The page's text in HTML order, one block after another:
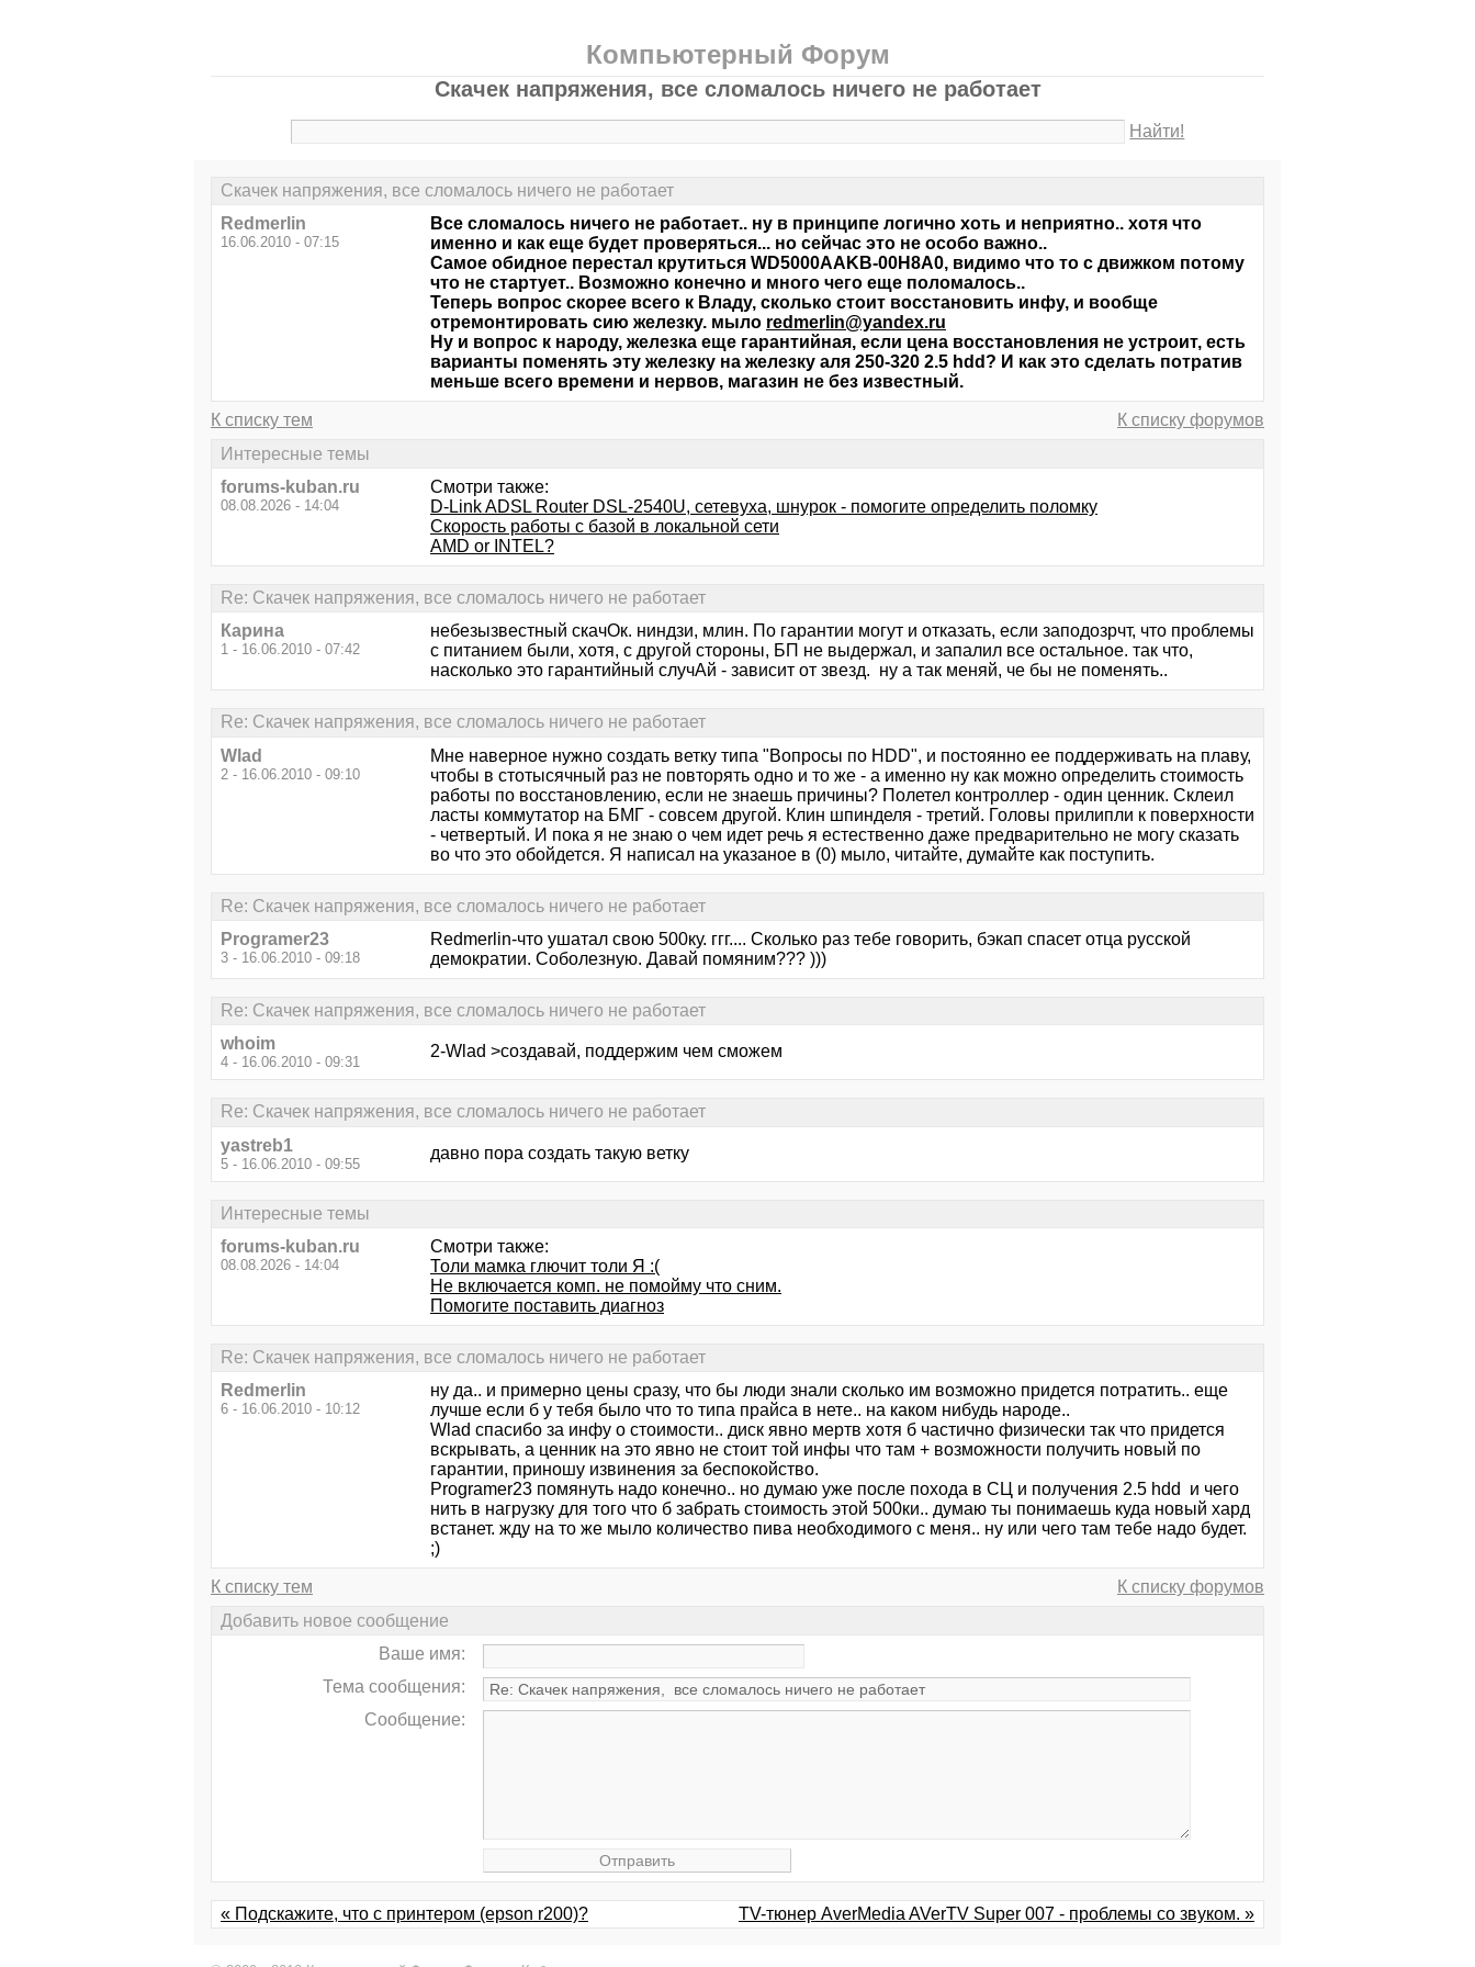
Компьютерный Форум
Скачек напряжения, все сломалось ничего не работает
Найти!
Скачек напряжения, все сломалось ничего не работает
Redmerlin
16.06.2010 - 07:15
Все сломалось ничего не работает.. ну в принципе логично хоть и неприятно.. хотя что
именно и как еще будет проверяться... но сейчас это не особо важно..
Самое обидное перестал крутиться WD5000AAKB-00H8A0, видимо что то с движком потому
что не стартует.. Возможно конечно и много чего еще поломалось..
Теперь вопрос скорее всего к Владу, сколько стоит восстановить инфу, и вообще
отремонтировать сию железку. мыло redmerlin@yandex.ru
Ну и вопрос к народу, железка еще гарантийная, если цена восстановления не устроит, есть
варианты поменять эту железку на железку аля 250-320 2.5 hdd? И как это сделать потратив
меньше всего времени и нервов, магазин не без известный.
К списку тем
К списку форумов
Интересные темы
forums-kuban.ru
08.08.2026 - 14:04
Смотри также:
D-Link ADSL Router DSL-2540U, сетевуха, шнурок - помогите определить поломку
Скорость работы с базой в локальной сети
AMD or INTEL?
Re: Скачек напряжения, все сломалось ничего не работает
Карина
1 - 16.06.2010 - 07:42
небезызвестный скачОк. ниндзи, млин. По гарантии могут и отказать, если заподозрчт, что проблемы
с питанием были, хотя, с другой стороны, БП не выдержал, и запалил все остальное. так что,
насколько это гарантийный случАй - зависит от звезд. ну а так меняй, че бы не поменять..
Re: Скачек напряжения, все сломалось ничего не работает
Wlad
2 - 16.06.2010 - 09:10
Мне наверное нужно создать ветку типа "Вопросы по HDD", и постоянно ее поддерживать на плаву,
чтобы в стотысячный раз не повторять одно и то же - а именно ну как можно определить стоимость
работы по восстановлению, если не знаешь причины? Полетел контроллер - один ценник. Склеил
ласты коммутатор на БМГ - совсем другой. Клин шпинделя - третий. Головы прилипли к поверхности
- четвертый. И пока я не знаю о чем идет речь я естественно даже предварительно не могу сказать
во что это обойдется. Я написал на указаное в (0) мыло, читайте, думайте как поступить.
Re: Скачек напряжения, все сломалось ничего не работает
Programer23
3 - 16.06.2010 - 09:18
Redmerlin-что ушатал свою 500ку. ггг.... Сколько раз тебе говорить, бэкап спасет отца русской
демократии. Соболезную. Давай помяним??? )))
Re: Скачек напряжения, все сломалось ничего не работает
whoim
4 - 16.06.2010 - 09:31
2-Wlad >создавай, поддержим чем сможем
Re: Скачек напряжения, все сломалось ничего не работает
yastreb1
5 - 16.06.2010 - 09:55
давно пора создать такую ветку
Интересные темы
forums-kuban.ru
08.08.2026 - 14:04
Смотри также:
Толи мамка глючит толи Я :(
Не включается комп. не помойму что сним.
Помогите поставить диагноз
Re: Скачек напряжения, все сломалось ничего не работает
Redmerlin
6 - 16.06.2010 - 10:12
ну да.. и примерно цены сразу, что бы люди знали сколько им возможно придется потратить.. еще
лучше если б у тебя было что то типа прайса в нете.. на каком нибудь народе..
Wlad спасибо за инфу о стоимости.. диск явно мертв хотя б частично физически так что придется
вскрывать, а ценник на это явно не стоит той инфы что там + возможности получить новый по
гарантии, приношу извинения за беспокойство.
Programer23 помянуть надо конечно.. но думаю уже после похода в СЦ и получения 2.5 hdd и чего
нить в нагрузку для того что б забрать стоимость этой 500ки.. думаю ты понимаешь куда новый хард
встанет. жду на то же мыло количество пива необходимого с меня.. ну или чего там тебе надо будет.
;)
К списку тем
К списку форумов
Добавить новое сообщение
Ваше имя:
Тема сообщения:
Сообщение:
« Подскажите, что с принтером (epson r200)? TV-тюнер AverMedia AVerTV Super 007 - проблемы со звуком. »